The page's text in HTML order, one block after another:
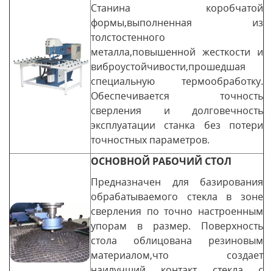
Станина коробчатой
формы,выполненная из
толстостенного
металла,повышенной жесткости и
виброустойчивости,прошедшая
специальную термообработку.
Обеспечивается точность
сверления и долговечность
эксплуатации станка без потери
точностных параметров.
ОСНОВНОЙ РАБОЧИЙ СТОЛ
Предназначен для базирования
обрабатываемого стекла в зоне
сверления по точно настроенным
упорам в размер. Поверхность
стола облицована резиновым
материалом,что создает